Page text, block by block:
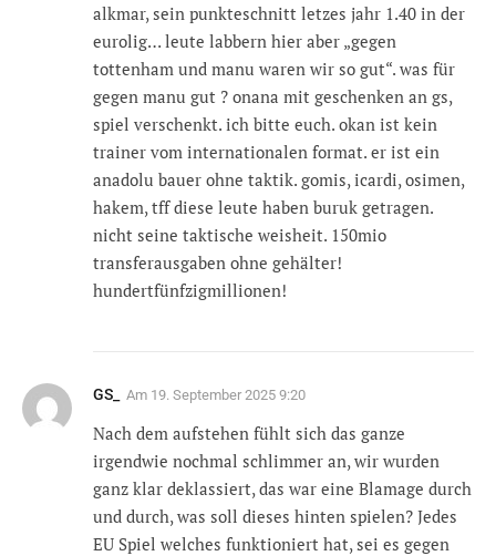
alkmar, sein punkteschnitt letzes jahr 1.40 in der
eurolig… leute labbern hier aber „gegen
tottenham und manu waren wir so gut“. was für
gegen manu gut ? onana mit geschenken an gs,
spiel verschenkt. ich bitte euch. okan ist kein
trainer vom internationalen format. er ist ein
anadolu bauer ohne taktik. gomis, icardi, osimen,
hakem, tff diese leute haben buruk getragen.
nicht seine taktische weisheit. 150mio
transferausgaben ohne gehälter!
hundertfünfzigmillionen!
GS_ Am 19. September 2025 9:20
Nach dem aufstehen fühlt sich das ganze
irgendwie nochmal schlimmer an, wir wurden
ganz klar deklassiert, das war eine Blamage durch
und durch, was soll dieses hinten spielen? Jedes
EU Spiel welches funktioniert hat, sei es gegen